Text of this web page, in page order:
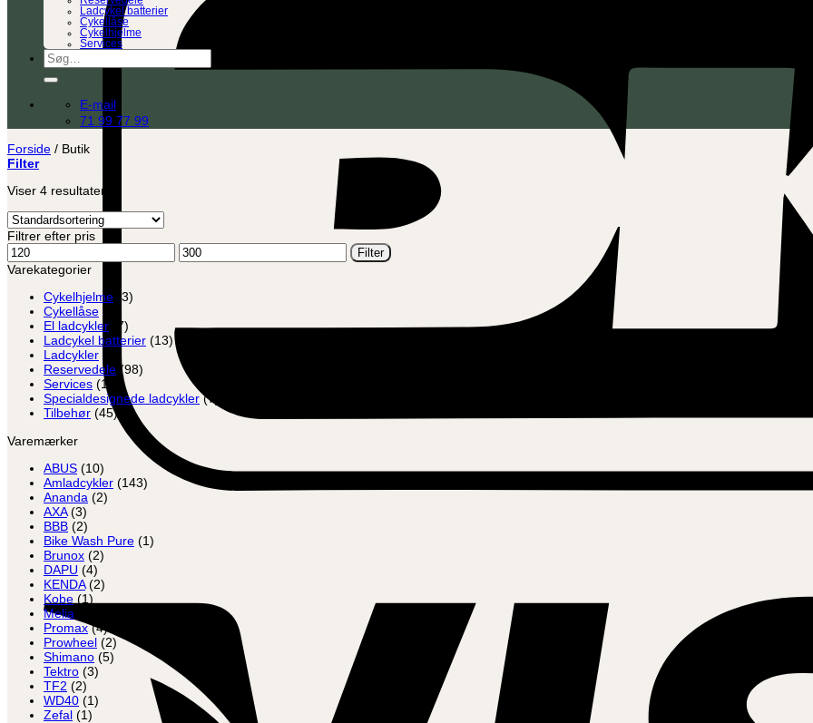
Ladcykel batterier
Cykellåse
Cykelhjelme
Services
Søg
efter:
E-mail
71 99 77 99
Forside / Butik
Filter
Viser 4 resultater
Filtrer efter pris
Mindste
pris
Højeste
pris
Filter
Varekategorier
Cykelhjelme (3)
Cykellåse
El ladcykler
(7)
Ladcykel batterier (13)
Ladcykler
Reservedele (98)
Services (12)
Specialdesignede ladcykler (7)
Tilbehør (45)
Varemærker
ABUS (10)
Amladcykler (143)
Ananda (2)
AXA (3)
BBB (2)
Bike Wash Pure (1)
Brunox (2)
DAPU (4)
KENDA (2)
Kobe (1)
Melia
Promax (4)
Prowheel (2)
Shimano (5)
Tektro (3)
TF2 (2)
WD40 (1)
Zefal (1)